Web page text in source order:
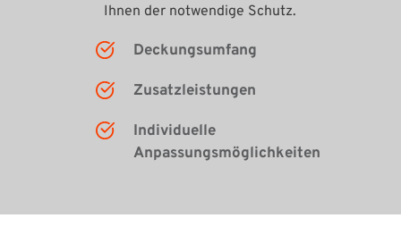
Ihnen der notwendige Schutz.
Deckungsumfang
Zusatzleistungen
Individuelle
Anpassungsmöglichkeiten